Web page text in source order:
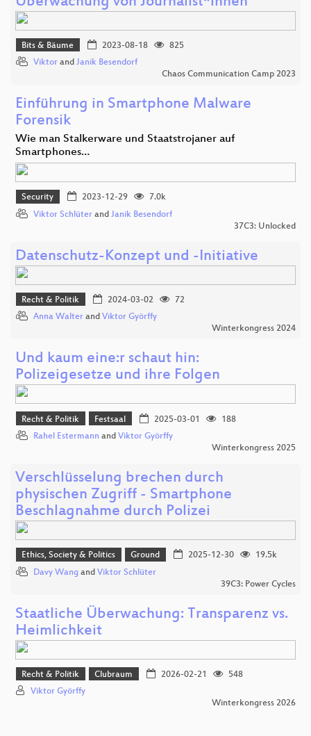
Bits & Bäume 2023-08-18
825
Viktor and Janik Besendorf
Chaos Communication Camp 2023
Einführung in Smartphone Malware
Forensik
Wie man Stalkerware und Staatstrojaner auf
Smartphones…
Security 2023-12-29
7.0k
Viktor Schlüter and Janik Besendorf
37C3: Unlocked
Datenschutz-Konzept und -Initiative
Recht & Politik 2024-03-02
72
Anna Walter and Viktor Györffy
Winterkongress 2024
Und kaum eine:r schaut hin:
Polizeigesetze und ihre Folgen
Recht & Politik Festsaal 2025-03-01
188
Rahel Estermann and Viktor Györffy
Winterkongress 2025
Verschlüsselung brechen durch
physischen Zugriff - Smartphone
Beschlagnahme durch Polizei
Ethics, Society & Politics Ground 2025-12-30
19.5k
Davy Wang and Viktor Schlüter
39C3: Power Cycles
Staatliche Überwachung: Transparenz vs.
Heimlichkeit
Recht & Politik Clubraum 2026-02-21
548
Viktor Györffy
Winterkongress 2026